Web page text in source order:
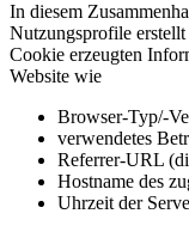
In diesem
Nutzungsprofile
Cookie erzeugten
Website wie
Browser-Typ/-
verwendetes
Referrer-URL
Hostname des
Uhrzeit der